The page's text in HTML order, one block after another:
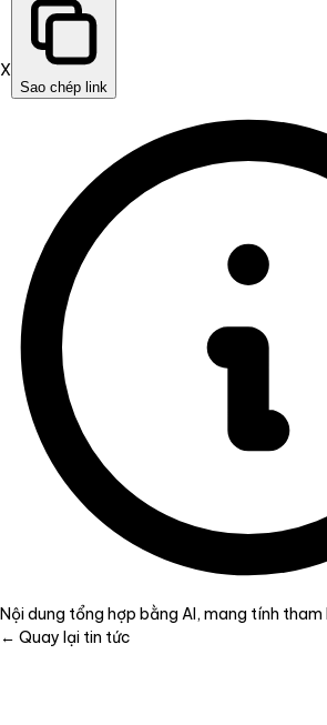
X
Sao chép link
Nội dung tổng hợp bằng AI, mang tính tham
← Quay lại tin tức